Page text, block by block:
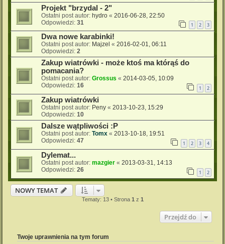
Projekt "brzydal - 2"
Ostatni post autor: hydro « 2016-06-28, 22:50
Odpowiedzi: 31 1 2 3
Dwa nowe karabinki!
Ostatni post autor: Majzel « 2016-02-01, 06:11
Odpowiedzi: 2
Zakup wiatrówki - może ktoś ma którąś do
pomacania?
Ostatni post autor: Grossus « 2014-03-05, 10:09
Odpowiedzi: 16 1 2
Zakup wiatrówki
Ostatni post autor: Peny « 2013-10-23, 15:29
Odpowiedzi: 10
Dalsze wątpliwości :P
Ostatni post autor: Tomx « 2013-10-18, 19:51
Odpowiedzi: 47 1 2 3 4
Dylemat...
Ostatni post autor: mazgier « 2013-03-31, 14:13
Odpowiedzi: 26 1 2
NOWY TEMAT
Tematy: 13 • Strona 1 z 1
Przejdź do
Twoje uprawnienia na tym forum